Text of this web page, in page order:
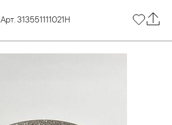
Арт. 313551111021Н